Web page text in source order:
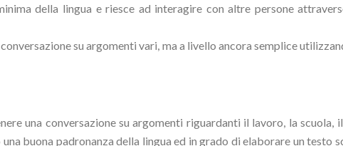
della lingua e riesce ad interagire con altre persone
su argomenti vari, ma a livello ancora semplice
una conversazione su argomenti riguardanti il lavoro, la scuola,
buona padronanza della lingua ed in grado di elaborare un testo